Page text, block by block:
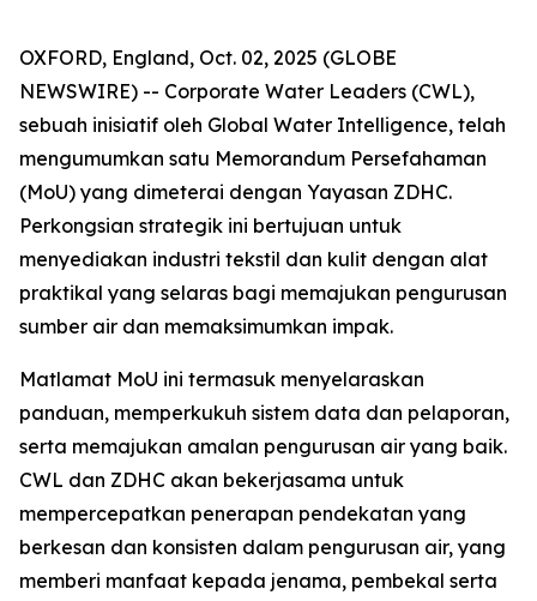
OXFORD, England, Oct. 02, 2025 (GLOBE
NEWSWIRE) -- Corporate Water Leaders (CWL),
sebuah inisiatif oleh Global Water Intelligence, telah
mengumumkan satu Memorandum Persefahaman
(MoU) yang dimeterai dengan Yayasan ZDHC.
Perkongsian strategik ini bertujuan untuk
menyediakan industri tekstil dan kulit dengan alat
praktikal yang selaras bagi memajukan pengurusan
sumber air dan memaksimumkan impak.
Matlamat MoU ini termasuk menyelaraskan
panduan, memperkukuh sistem data dan pelaporan,
serta memajukan amalan pengurusan air yang baik.
CWL dan ZDHC akan bekerjasama untuk
mempercepatkan penerapan pendekatan yang
berkesan dan konsisten dalam pengurusan air, yang
memberi manfaat kepada jenama, pembekal serta